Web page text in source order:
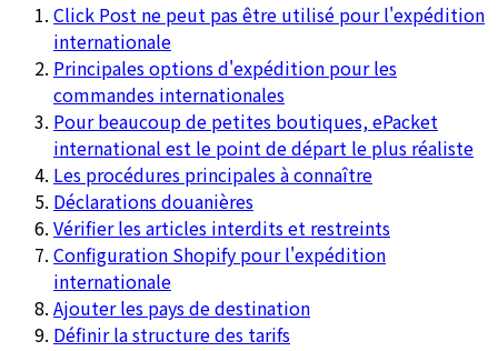
Click Post ne peut pas être utilisé pour l'expédition
internationale
Principales options d'expédition pour les
commandes internationales
Pour beaucoup de petites boutiques, ePacket
international est le point de départ le plus réaliste
Les procédures principales à connaître
Déclarations douanières
Vérifier les articles interdits et restreints
Configuration Shopify pour l'expédition
internationale
Ajouter les pays de destination
Définir la structure des tarifs